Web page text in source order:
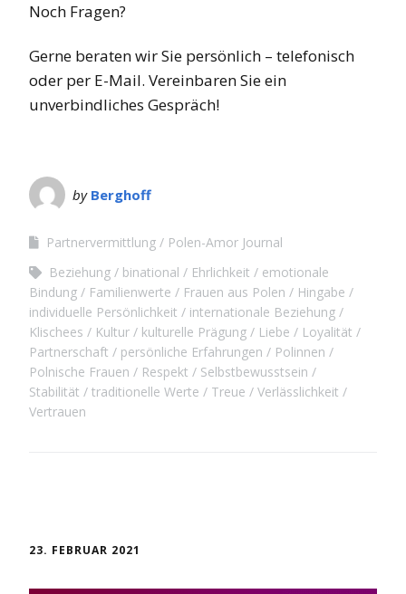
Noch Fragen?
Gerne beraten wir Sie persönlich – telefonisch
oder per E-Mail. Vereinbaren Sie ein
unverbindliches Gespräch!
by Berghoff
Partnervermittlung
Polen-Amor Journal
Beziehung
binational Ehrlichkeit
emotionale
Bindung
Familienwerte Frauen aus Polen
Hingabe
individuelle Persönlichkeit
internationale Beziehung
Klischees
Kultur kulturelle Prägung Liebe
Loyalität
Partnerschaft
persönliche Erfahrungen
Polinnen
Polnische Frauen
Respekt
Selbstbewusstsein
Stabilität
traditionelle Werte Treue
Verlässlichkeit
Vertrauen
23. FEBRUAR 2021